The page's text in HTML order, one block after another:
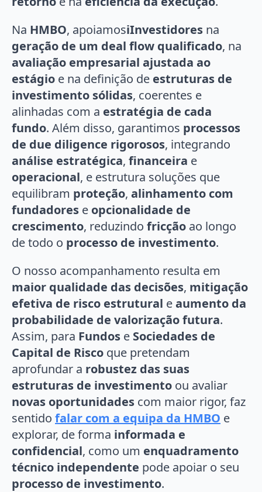
Na HMBO, apoiamosiInvestidores na
geração de um deal flow qualificado, na
avaliação empresarial ajustada ao
estágio e na definição de estruturas de
investimento sólidas, coerentes e
alinhadas com a estratégia de cada
fundo. Além disso, garantimos processos
de due diligence rigorosos, integrando
análise estratégica, financeira e
operacional, e estrutura soluções que
equilibram proteção, alinhamento com
fundadores e opcionalidade de
crescimento, reduzindo fricção ao longo
de todo o processo de investimento.
O nosso acompanhamento resulta em
maior qualidade das decisões, mitigação
efetiva de risco estrutural eaumento da
probabilidade de valorização futura.
Assim, para Fundos e Sociedades de
Capital de Risco que pretendam
aprofundar a robustez das suas
estruturas de investimento ou avaliar
novas oportunidades com maior rigor, faz
sentido falar com a equipa da HMBO e
explorar, de forma informada e
confidencial, como um enquadramento
técnico independente pode apoiar o seu
processo de investimento.